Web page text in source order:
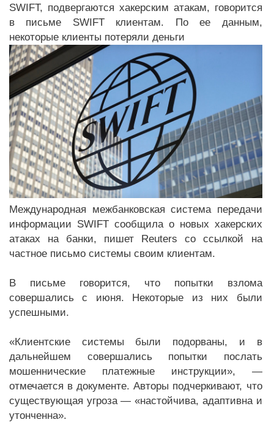
SWIFT, подвергаются хакерским атакам, говорится
в письме SWIFT клиентам. По ее данным,
некоторые клиенты потеряли деньги
Международная межбанковская система передачи
информации SWIFT сообщила о новых хакерских
атаках на банки, пишет Reuters со ссылкой на
частное письмо системы своим клиентам.
В письме говорится, что попытки взлома
совершались с июня. Некоторые из них были
успешными.
«Клиентские системы были подорваны, и в
дальнейшем совершались попытки послать
мошеннические платежные инструкции», —
отмечается в документе. Авторы подчеркивают, что
существующая угроза — «настойчива, адаптивна и
утонченна».